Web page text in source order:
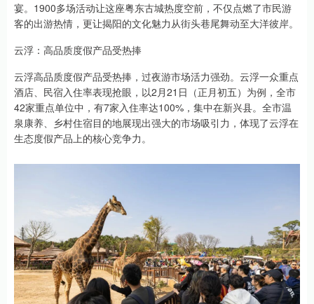
宴。1900多场活动让这座粤东古城热度空前，不仅点燃了市民游
客的出游热情，更让揭阳的文化魅力从街头巷尾舞动至大洋彼岸。
云浮：高品质度假产品受热捧
云浮高品质度假产品受热捧，过夜游市场活力强劲。云浮一众重点
酒店、民宿入住率表现抢眼，以2月21日（正月初五）为例，全市
42家重点单位中，有7家入住率达100%，集中在新兴县。全市温
泉康养、乡村住宿目的地展现出强大的市场吸引力，体现了云浮在
生态度假产品上的核心竞争力。